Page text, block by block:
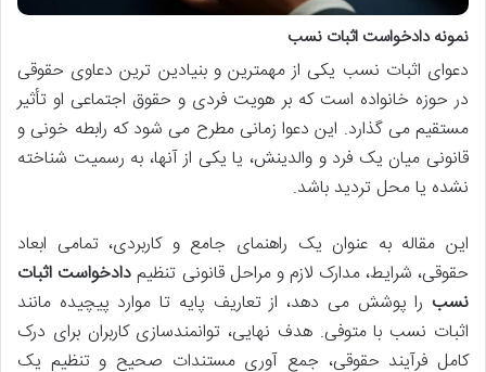
نمونه دادخواست اثبات نسب
دعوای اثبات نسب یکی از مهمترین و بنیادین ترین دعاوی حقوقی
در حوزه خانواده است که بر هویت فردی و حقوق اجتماعی او تأثیر
مستقیم می گذارد. این دعوا زمانی مطرح می شود که رابطه خونی و
قانونی میان یک فرد و والدینش، یا یکی از آنها، به رسمیت شناخته
نشده یا محل تردید باشد.
این مقاله به عنوان یک راهنمای جامع و کاربردی، تمامی ابعاد
حقوقی، شرایط، مدارک لازم و مراحل قانونی تنظیمدادخواست اثبات
نسب را پوشش می دهد، از تعاریف پایه تا موارد پیچیده مانند
اثبات نسب با متوفی. هدف نهایی، توانمندسازی کاربران برای درک
کامل فرآیند حقوقی، جمع آوری مستندات صحیح و تنظیم یک